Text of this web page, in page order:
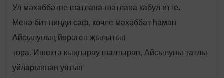
Ул мәхәббәтне шатлана-шатлана кабул итте.
Менә бит нинди саф, көчле мәхәббәт һаман
Айсылуның йөрәген җылытып
тора. Ишектә кыңгырау шалтырап, Айсылуны татлы
уйларыннан уятып